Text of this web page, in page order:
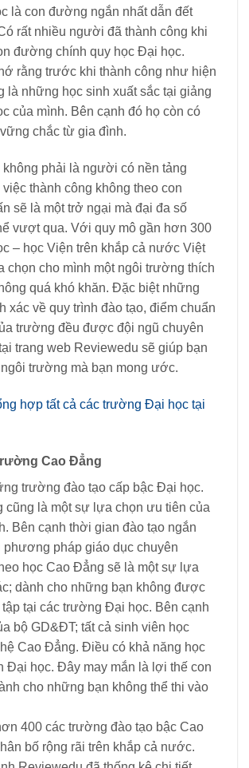
là con đường ngắn nhất dẫn đết
rất nhiều người đã thành công khi
đường chính quy học Đại học.
rằng trước khi thành công như hiện
là những học sinh xuất sắc tại giảng
của mình. Bên cạnh đó họ còn có
chắc từ gia đình.
không phải là người có nền tảng
thành công không theo con
sẽ là một trở ngại mà đại đa số
vượt qua. Với quy mô gần hơn 300
– học Viện trên khắp cả nước Việt
chọn cho mình một ngôi trường thích
quá khó khăn. Đặc biệt những
xác về quy trình đào tạo, điểm chuẩn
trường đều được đội ngũ chuyên
trang web Reviewedu sẽ giúp bạn
ngôi trường mà bạn mong ước.
hợp tất cả các trường Đại học tại
Cao Đẳng
trường đào tạo cấp bậc Đại học.
cũng là một sự lựa chọn ưu tiên của
Bên cạnh thời gian đào tạo ngắn
phương pháp giáo dục chuyên
học Cao Đẳng sẽ là một sự lựa
dành cho những bạn không được
tập tại các trường Đại học. Bên cạnh
bộ GD&ĐT; tất cả sinh viên học
Cao Đẳng. Điều có khả năng học
Đại học. Đây may mắn là lợi thế con
cho những bạn không thể thi vào
400 các trường đào tạo bậc Cao
bố rộng rãi trên khắp cả nước.